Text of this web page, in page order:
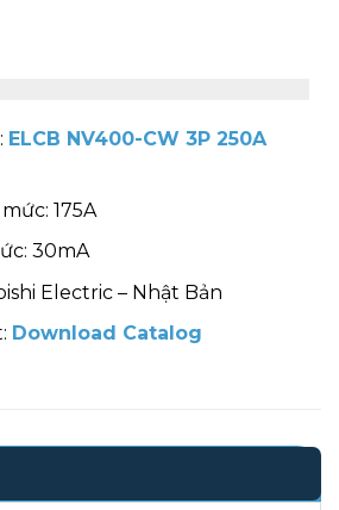
ELCB NV400-CW 3P 250A
175A
30mA
Electric – Nhật Bản
Download Catalog